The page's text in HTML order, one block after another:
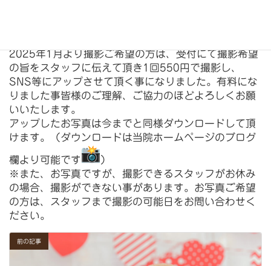
⁡2025年1月より撮影ご希望の方は、受付にて撮影希望
の旨をスタッフに伝えて頂き1回550円で撮影し、
SNS等にアップさせて頂く事になりました。 有料にな
りました事皆様のご理解、
ご協力のほどよろしくお願
いいたします。⁡
アップしたお写真は今までと同様ダウンロードして頂
けます。（ダウンロードは当院ホームページのブログ
欄より可能です
）
※また、お写真ですが、撮影できるスタッフがお休み
の場合、 撮影ができない事があります。お写真ご希望
の方は、
スタッフまで撮影の可能日をお問い合わせく
ださい。
前の記事